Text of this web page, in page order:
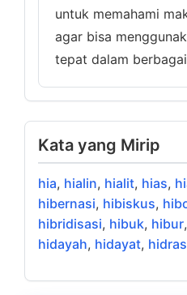
untuk memahami
agar bisa
tepat dalam
Kata yang Mirip
hia, hialin, hialit, hias,
hibernasi, hibiskus,
hibridisasi, hibuk, hibur,
hidayah, hidayat,